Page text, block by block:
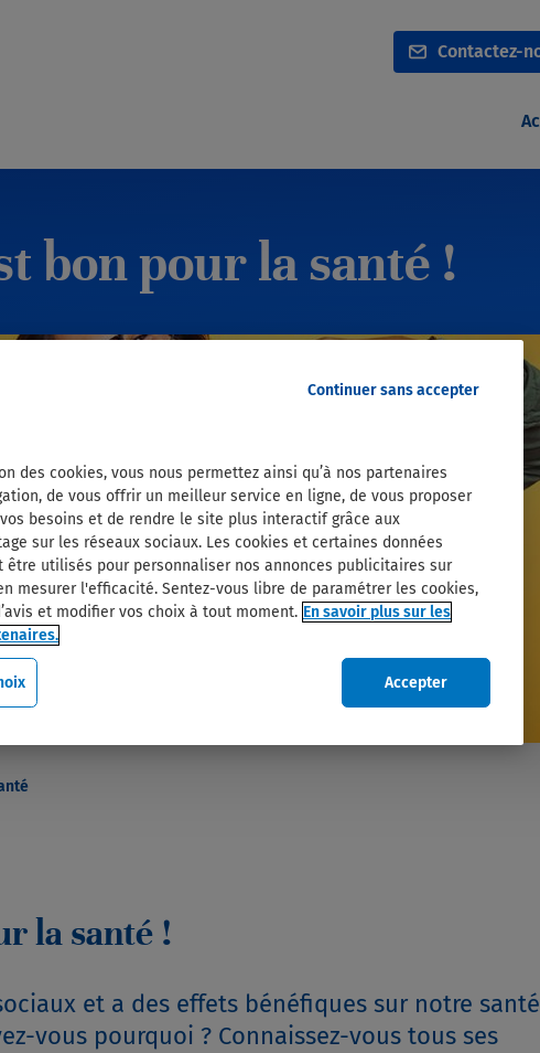
Contactez-
bon pour la santé !
la santé !
et a des effets bénéfiques sur notre santé
vous pourquoi ? Connaissez-vous tous ses
des cookies, vous nous permettez ainsi qu’à nos partenaires
de vous offrir un meilleur service en ligne, de vous proposer
besoins et de rendre le site plus interactif grâce aux
sur les réseaux sociaux. Les cookies et certaines données
utilisés pour personnaliser nos annonces publicitaires sur
mesurer l'efficacité. Sentez-vous libre de paramétrer les cookies,
et modifier vos choix à tout moment. En savoir plus sur les
Continuer sans accepter
Accepter